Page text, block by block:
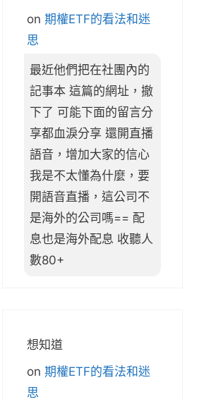
on 期權ETF的看法和迷
思
最近他們把在社團內的
記事本 這篇的網址，撤
下了 可能下面的留言分
享都血淚分享 還開直播
語音，增加大家的信心
我是不太懂為什麼，要
開語音直播，這公司不
是海外的公司嗎== 配
息也是海外配息 收聽人
數80+
想知道
on 期權ETF的看法和迷
思